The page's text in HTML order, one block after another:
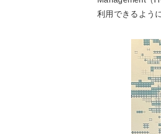
利用できるよう